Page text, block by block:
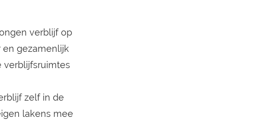
verblijf op
en gezamenlijk
verblijfsruimtes
zelf in de
lakens mee